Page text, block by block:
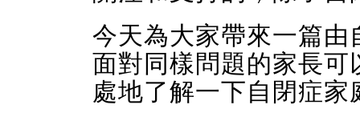
今天為大家帶來一篇由
面對同樣問題的家長
處地了解一下自閉症家